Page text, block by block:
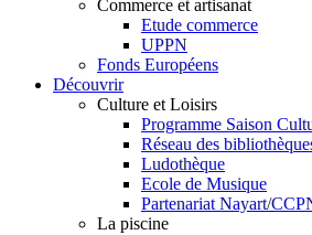
Commerce et artisanat
Etude commerce
UPPN
Fonds Européens
Découvrir
Culture et Loisirs
Programme Saison
Réseau des
Ludothèque
Ecole de Musique
Partenariat Nayart/
La piscine